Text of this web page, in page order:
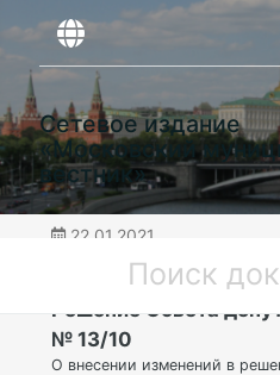
Сетевое издание
«Московский
вестник»
22.01.2021
ЮЗАО |
Решение Совета
№ 13/10
О внесении изменений в